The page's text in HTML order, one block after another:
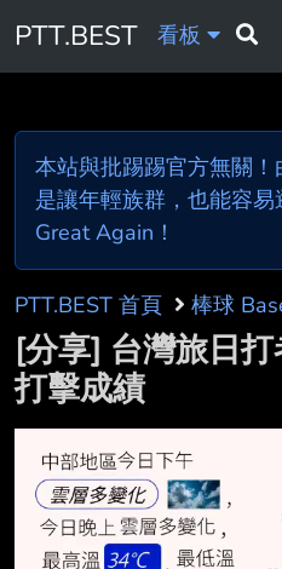
PTT.BEST 看板
本站與批踢踢官方無關
是讓年輕族群，也能容
Great Again！
PTT.BEST 首頁 棒球
[分享] 台灣旅日
打擊成績